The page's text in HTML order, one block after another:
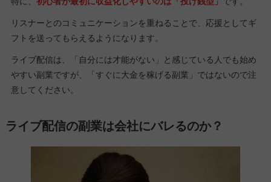
リスナーとのコミュニケーションを重ねることで、応援としてギ
フトを送ってもらえるようになります。
ライブ配信は、「自分には才能がない」と感じている人でも始め
やすい副業ですが、「すぐに大金を稼げる副業」ではないので注
意してください。
ライブ配信の副業は会社にバレるのか？